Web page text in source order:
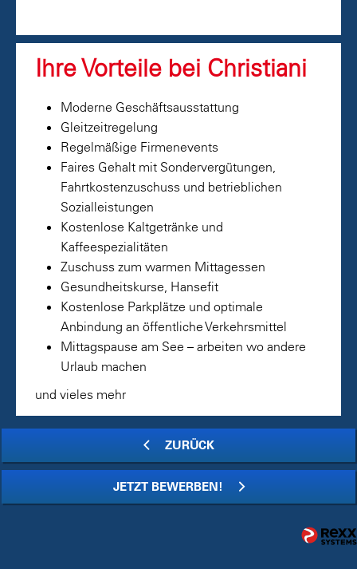
Ihre Vorteile bei Christiani
Moderne Geschäftsausstattung
Gleitzeitregelung
Regelmäßige Firmenevents
Faires Gehalt mit Sondervergütungen,
Fahrtkostenzuschuss und betrieblichen
Sozialleistungen
Kostenlose Kaltgetränke und
Kaffeespezialitäten
Zuschuss zum warmen Mittagessen
Gesundheitskurse, Hansefit
Kostenlose Parkplätze und optimale
Anbindung an öffentliche Verkehrsmittel
Mittagspause am See – arbeiten wo andere
Urlaub machen
und vieles mehr
ZURÜCK
JETZT BEWERBEN!